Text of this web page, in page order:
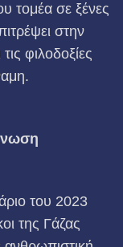
τομέα σε ξένες
στην
φιλοδοξίες
του 2023
της Γάζας